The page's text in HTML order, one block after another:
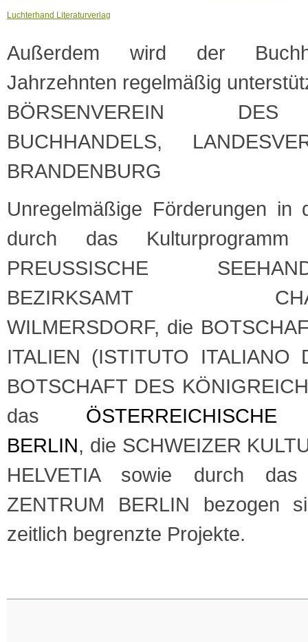
Luchterhand Literaturverlag
Außerdem wird der
Jahrzehnten regelmäßig
BÖRSENVEREIN DES
BUCHHANDELS,
BRANDENBURG
Unregelmäßige Förderungen in
durch das
PREUSSISCHE
BEZIRKSAMT
WILMERSDORF, die
ITALIEN (ISTITUTO ITALIANO
BOTSCHAFT DES
das ÖSTERREICHISCHE
BERLIN, die SCHWEIZER
HELVETIA sowie durch das
ZENTRUM BERLIN bezogen
zeitlich begrenzte Projekte.